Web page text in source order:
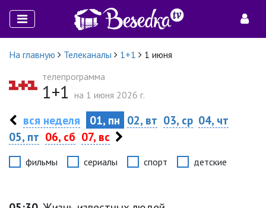
На главную Телеканалы 1+1
1 июня
телепрограмма
1+1 на 1 июня 2026 г.
вся неделя 01, пн 02, вт 03, ср 04, чт
05, пт 06, сб 07, вс
фильмы сериалы спорт детские